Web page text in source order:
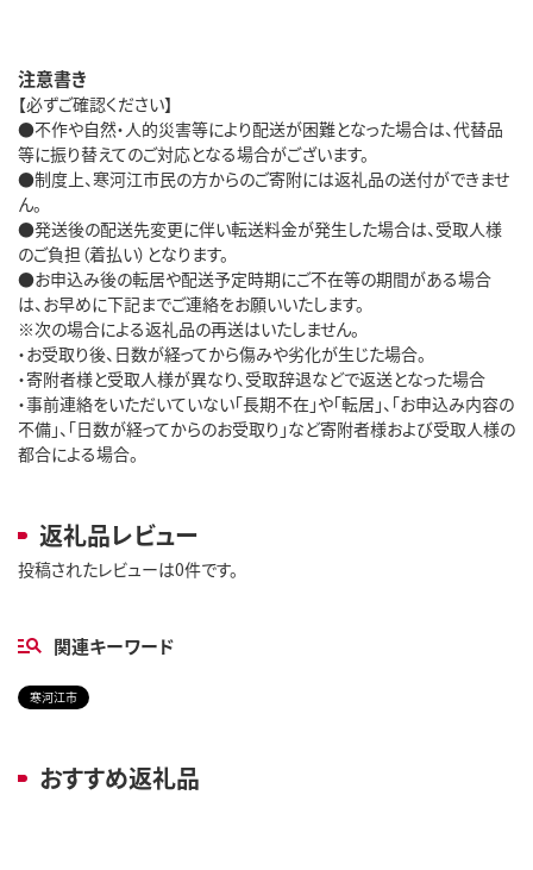
注意書き
【必ずご確認ください】
●不作や自然・人的災害等により配送が困難となった場合は、代替品
等に振り替えてのご対応となる場合がございます。
●制度上、寒河江市民の方からのご寄附には返礼品の送付ができませ
ん。
●発送後の配送先変更に伴い転送料金が発生した場合は、受取人様
のご負担（着払い）となります。
●お申込み後の転居や配送予定時期にご不在等の期間がある場合
は、お早めに下記までご連絡をお願いいたします。
※次の場合による返礼品の再送はいたしません。
・お受取り後、日数が経ってから傷みや劣化が生じた場合。
・寄附者様と受取人様が異なり、受取辞退などで返送となった場合
・事前連絡をいただいていない「長期不在」や「転居」、「お申込み内容の
不備」、「日数が経ってからのお受取り」など寄附者様および受取人様の
都合による場合。
返礼品レビュー
投稿されたレビューは0件です。
関連キーワード
寒河江市
おすすめ返礼品